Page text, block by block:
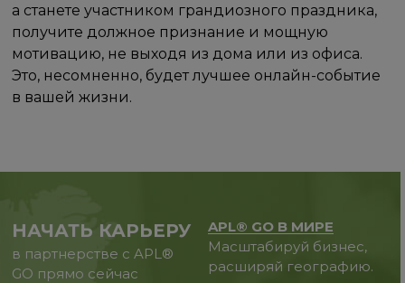
а станете участником грандиозного праздника,
получите должное признание и мощную
мотивацию, не выходя из дома или из офиса.
Это, несомненно, будет лучшее онлайн-событие
в вашей жизни.
НАЧАТЬ КАРЬЕРУ
в партнерстве с APL®
GO прямо сейчас
APL® GO В МИРЕ
Масштабируй бизнес,
расширяй географию.